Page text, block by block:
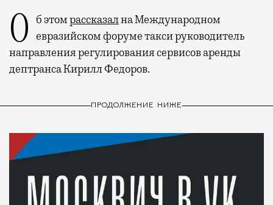
Об этомрассказална Международном
евразийском форуме такси руководитель
направления регулирования сервисов аренды
дептранса Кирилл Федоров.
ПРОДОЛЖЕНИЕ НИЖЕ